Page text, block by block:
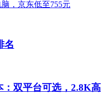
名
：双平台可选，2.8K高